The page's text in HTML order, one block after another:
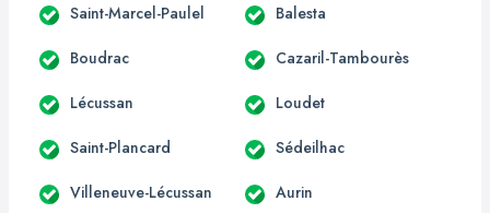
Saint-Marcel-Paulel Balesta
Boudrac Cazaril-Tambourès
Lécussan Loudet
Saint-Plancard Sédeilhac
Villeneuve-Lécussan Aurin